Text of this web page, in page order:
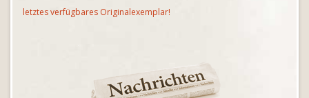
letztes verfügbares Originalexemplar!